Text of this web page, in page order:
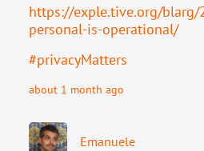
https://exple.tive.org/
personal-is-operational/
#privacyMatters
about 1 month ago
Emanuele